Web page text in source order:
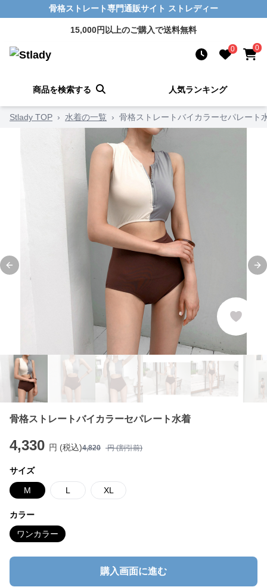
骨格ストレート専門通販サイト ストレディー
15,000円以上のご購入で送料無料
0 0
商品を検索する 人気ランキング
Stlady TOP › 水着の一覧 › 骨格ストレートバイカラーセパレート
Previous slide
骨格ストレートバイカラーセパレート水着
4,330 円 (税込)4,820 円 (割引前)
サイズ
M L XL
カラー
ワンカラー
購入画面に進む